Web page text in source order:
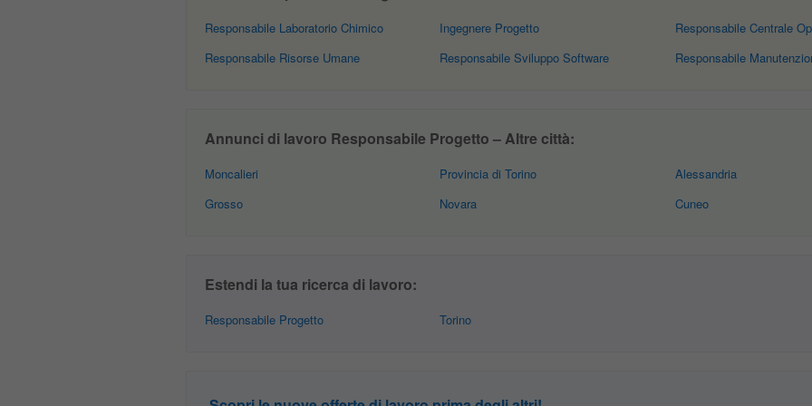
Responsabile Laboratorio Chimico
Responsabile Risorse Umane
Ingegnere Progetto
Responsabile Sviluppo Software
Responsabile Centrale
Responsabile
Annunci di lavoro Responsabile Progetto – Altre città:
Moncalieri
Grosso
Provincia di Torino
Novara
Alessandria
Cuneo
Estendi la tua ricerca di lavoro:
Responsabile Progetto Torino